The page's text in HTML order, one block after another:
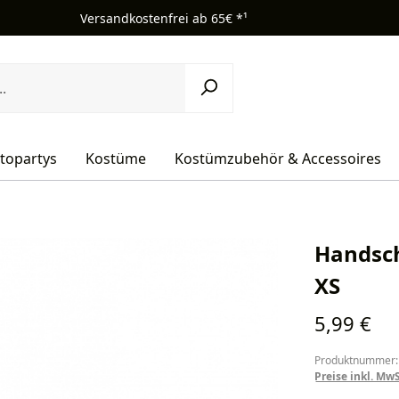
Versandkostenfrei ab 65€ *¹
Kostüme Kostümzubehör & Accessoires
XS
Regulärer
5,99 €
Preise inkl.